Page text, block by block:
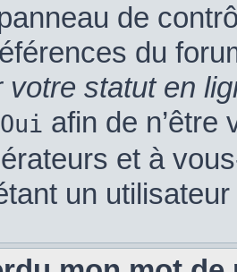
de
du
votre statut en
Oui afin de n’être
et à
un